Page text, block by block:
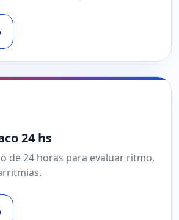
24 hs
de 24 horas para evaluar ritmo,